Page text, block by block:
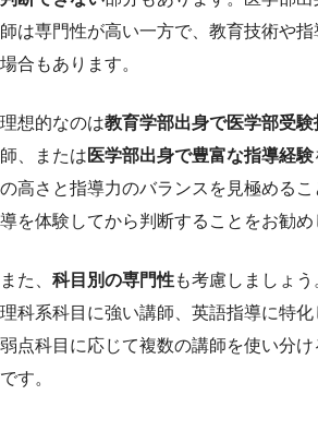
師は専門性が高い一方で、教育技術や
場合もあります。
理想的なのは教育学部出身で医学部受
師、または 医学部出身で豊富な指導経験
の高さと指導力のバランスを見極める
導を体験してから判断することをお勧め
また、 科目別の専門性も考慮しましょう
理科系科目に強い講師、英語指導に特
弱点科目に応じて複数の講師を使い分
です。